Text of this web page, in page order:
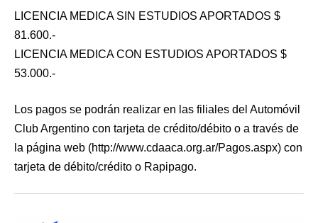
LICENCIA MEDICA SIN ESTUDIOS APORTADOS $
81.600.-
LICENCIA MEDICA CON ESTUDIOS APORTADOS $
53.000.-
Los pagos se podrán realizar en las filiales del Automóvil
Club Argentino con tarjeta de crédito/débito o a través de
la página web (http://www.cdaaca.org.ar/Pagos.aspx) con
tarjeta de débito/crédito o Rapipago.